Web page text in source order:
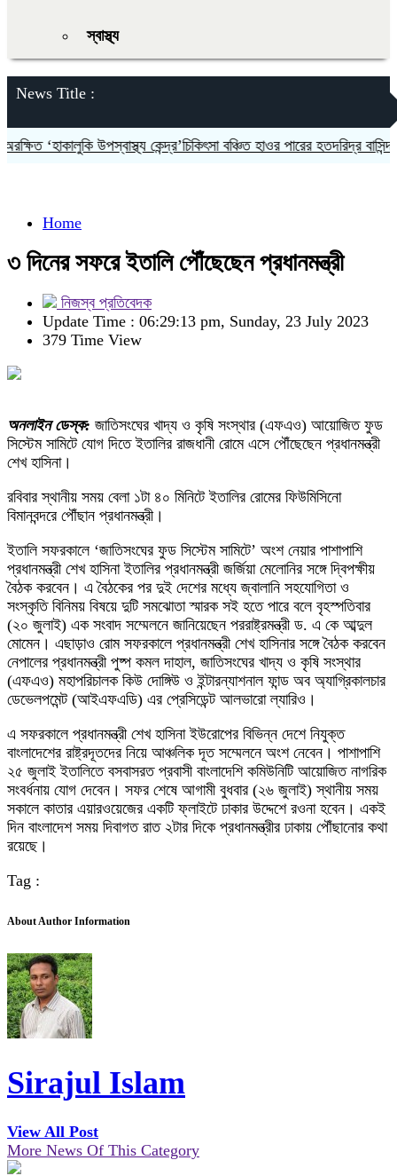
স্বাস্থ্য
News Title :
‘হাকালুকি উপস্বাস্থ্য কেন্দ্র’চিকিৎসা বঞ্চিত হাওর পারের হতদরিদ্র বাসিন্দারা
Home
৩ দিনের সফরে ইতালি পৌঁছেছেন প্রধানমন্ত্রী
নিজস্ব প্রতিবেদক
Update Time : 06:29:13 pm, Sunday, 23 July 2023
379 Time View
অনলাইন ডেস্ক: জাতিসংঘের খাদ্য ও কৃষি সংস্থার (এফএও) আয়োজিত ফুড
সিস্টেম সামিটে যোগ দিতে ইতালির রাজধানী রোমে এসে পৌঁছেছেন প্রধানমন্ত্রী
শেখ হাসিনা।
রবিবার স্থানীয় সময় বেলা ১টা ৪০ মিনিটে ইতালির রোমের ফিউমিসিনো
বিমানবন্দরে পৌঁছান প্রধানমন্ত্রী।
ইতালি সফরকালে ‘জাতিসংঘের ফুড সিস্টেম সামিটে’ অংশ নেয়ার পাশাপাশি
প্রধানমন্ত্রী শেখ হাসিনা ইতালির প্রধানমন্ত্রী জর্জিয়া মেলোনির সঙ্গে দ্বিপক্ষীয়
বৈঠক করবেন। এ বৈঠকের পর দুই দেশের মধ্যে জ্বালানি সহযোগিতা ও
সংস্কৃতি বিনিময় বিষয়ে দুটি সমঝোতা স্মারক সই হতে পারে বলে বৃহস্পতিবার
(২০ জুলাই) এক সংবাদ সম্মেলনে জানিয়েছেন পররাষ্ট্রমন্ত্রী ড. এ কে আব্দুল
মোমেন। এছাড়াও রোম সফরকালে প্রধানমন্ত্রী শেখ হাসিনার সঙ্গে বৈঠক করবেন
নেপালের প্রধানমন্ত্রী পুষ্প কমল দাহাল, জাতিসংঘের খাদ্য ও কৃষি সংস্থার
(এফএও) মহাপরিচালক কিউ দোঙ্গিউ ও ইন্টারন্যাশনাল ফান্ড অব অ্যাগ্রিকালচার
ডেভেলপমেন্ট (আইএফএডি) এর প্রেসিডেন্ট আলভারো ল্যারিও।
এ সফরকালে প্রধানমন্ত্রী শেখ হাসিনা ইউরোপের বিভিন্ন দেশে নিযুক্ত
বাংলাদেশের রাষ্ট্রদূতদের নিয়ে আঞ্চলিক দূত সম্মেলনে অংশ নেবেন। পাশাপাশি
২৫ জুলাই ইতালিতে বসবাসরত প্রবাসী বাংলাদেশি কমিউনিটি আয়োজিত নাগরিক
সংবর্ধনায় যোগ দেবেন। সফর শেষে আগামী বুধবার (২৬ জুলাই) স্থানীয় সময়
সকালে কাতার এয়ারওয়েজের একটি ফ্লাইটে ঢাকার উদ্দেশে রওনা হবেন। একই
দিন বাংলাদেশ সময় দিবাগত রাত ২টার দিকে প্রধানমন্ত্রীর ঢাকায় পৌঁছানোর কথা
রয়েছে।
Tag :
About Author Information
Sirajul Islam
View All Post
More News Of This Category